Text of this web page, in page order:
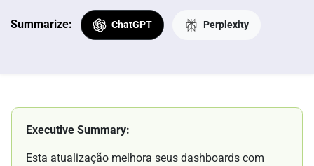
Summarize: ChatGPT Perplexity
Executive Summary:
Esta atualização melhora seus dashboards com